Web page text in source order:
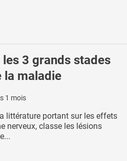
les 3 grands stades
la maladie
1 mois
littérature portant sur les effets
nerveux, classe les lésions